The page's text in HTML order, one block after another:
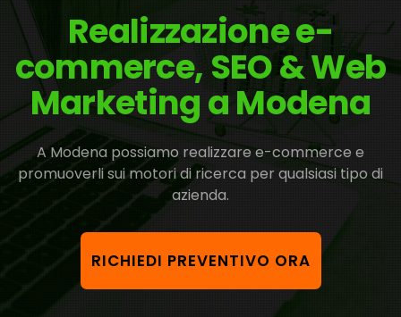
per
Realizzazione e-
commerce, SEO & Web
Marketing a Modena
A Modena possiamo realizzare e-commerce e
promuoverli sui motori di ricerca per qualsiasi tipo di
azienda.
RICHIEDI PREVENTIVO ORA